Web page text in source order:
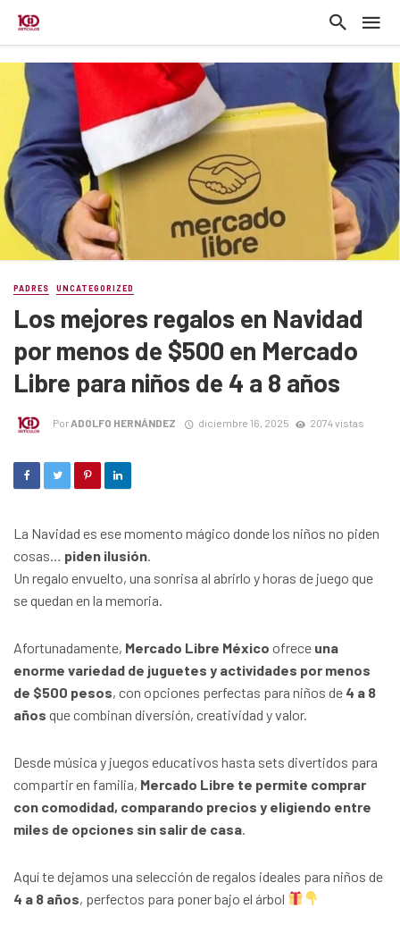
PADRES UNCATEGORIZED
Los mejores regalos en Navidad
por menos de $500 en Mercado
Libre para niños de 4 a 8 años
Por ADOLFO HERNÁNDEZ diciembre 16, 2025 2074 vistas
La Navidad es ese momento mágico donde los niños no piden
cosas… piden ilusión
Un regalo envuelto, una sonrisa al abrirlo y horas de juego que
se quedan en la memoria.
Afortunadamente, Mercado Libre México ofrece una
enorme variedad de juguetes y actividades por menos
de $500 pesos, con opciones perfectas para niños de 4 a 8
años que combinan diversión, creatividad y valor.
Desde música y juegos educativos hasta sets divertidos para
compartir en familia, Mercado Libre te permite comprar
con comodidad, comparando precios y eligiendo entre
miles de opciones sin salir de casa
Aquí te dejamos una selección de regalos ideales para niños de
4 a 8 años, perfectos para poner bajo el árbol